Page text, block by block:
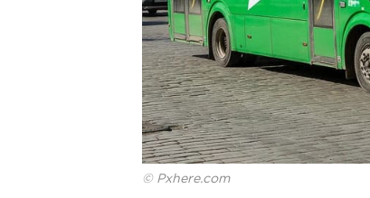
© Pxhere.com